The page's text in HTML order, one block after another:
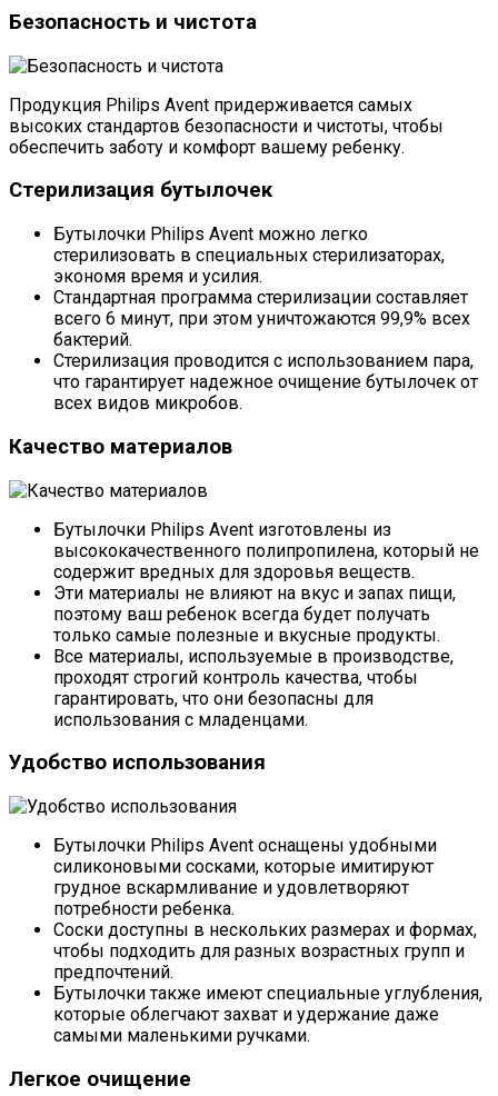
Безопасность и чистота
Продукция Philips Avent придерживается самых
высоких стандартов безопасности и чистоты, чтобы
обеспечить заботу и комфорт вашему ребенку.
Стерилизация бутылочек
Бутылочки Philips Avent можно легко
стерилизовать в специальных стерилизаторах,
экономя время и усилия.
Стандартная программа стерилизации составляет
всего 6 минут, при этом уничтожаются 99,9% всех
бактерий.
Стерилизация проводится с использованием пара,
что гарантирует надежное очищение бутылочек от
всех видов микробов.
Качество материалов
Бутылочки Philips Avent изготовлены из
высококачественного полипропилена, который не
содержит вредных для здоровья веществ.
Эти материалы не влияют на вкус и запах пищи,
поэтому ваш ребенок всегда будет получать
только самые полезные и вкусные продукты.
Все материалы, используемые в производстве,
проходят строгий контроль качества, чтобы
гарантировать, что они безопасны для
использования с младенцами.
Удобство использования
Бутылочки Philips Avent оснащены удобными
силиконовыми сосками, которые имитируют
грудное вскармливание и удовлетворяют
потребности ребенка.
Соски доступны в нескольких размерах и формах,
чтобы подходить для разных возрастных групп и
предпочтений.
Бутылочки также имеют специальные углубления,
которые облегчают захват и удержание даже
самыми маленькими ручками.
Легкое очищение